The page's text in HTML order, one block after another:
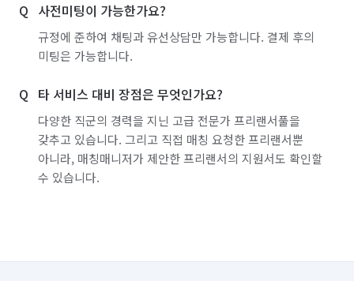
사전미팅이 가능한가요?
규정에 준하여 채팅과 유선상담만 가능합니다. 결제 후의
미팅은 가능합니다.
타 서비스 대비 장점은 무엇인가요?
다양한 직군의 경력을 지닌 고급 전문가 프리랜서풀을
갖추고 있습니다. 그리고 직접 매칭 요청한 프리랜서뿐
아니라, 매칭매니저가 제안한 프리랜서의 지원서도 확인할
수 있습니다.